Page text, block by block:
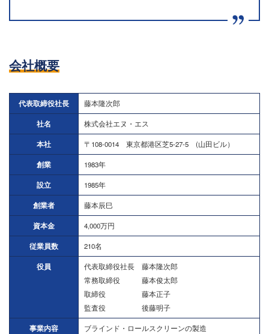
会社概要
代表取締役社長 藤本隆次郎
社名 株式会社エヌ・エス
本社 〒108-0014 東京都港区芝5-27-5 (山田ビル）
創業 1983年
設立 1985年
創業者 藤本辰巳
資本金 4,000万円
従業員数 210名
役員
代表取締役社長 藤本隆次郎
常務取締役 藤本俊太郎
取締役 藤本正子
監査役 後藤明子
事業内容 ブラインド・ロールスクリーンの製造